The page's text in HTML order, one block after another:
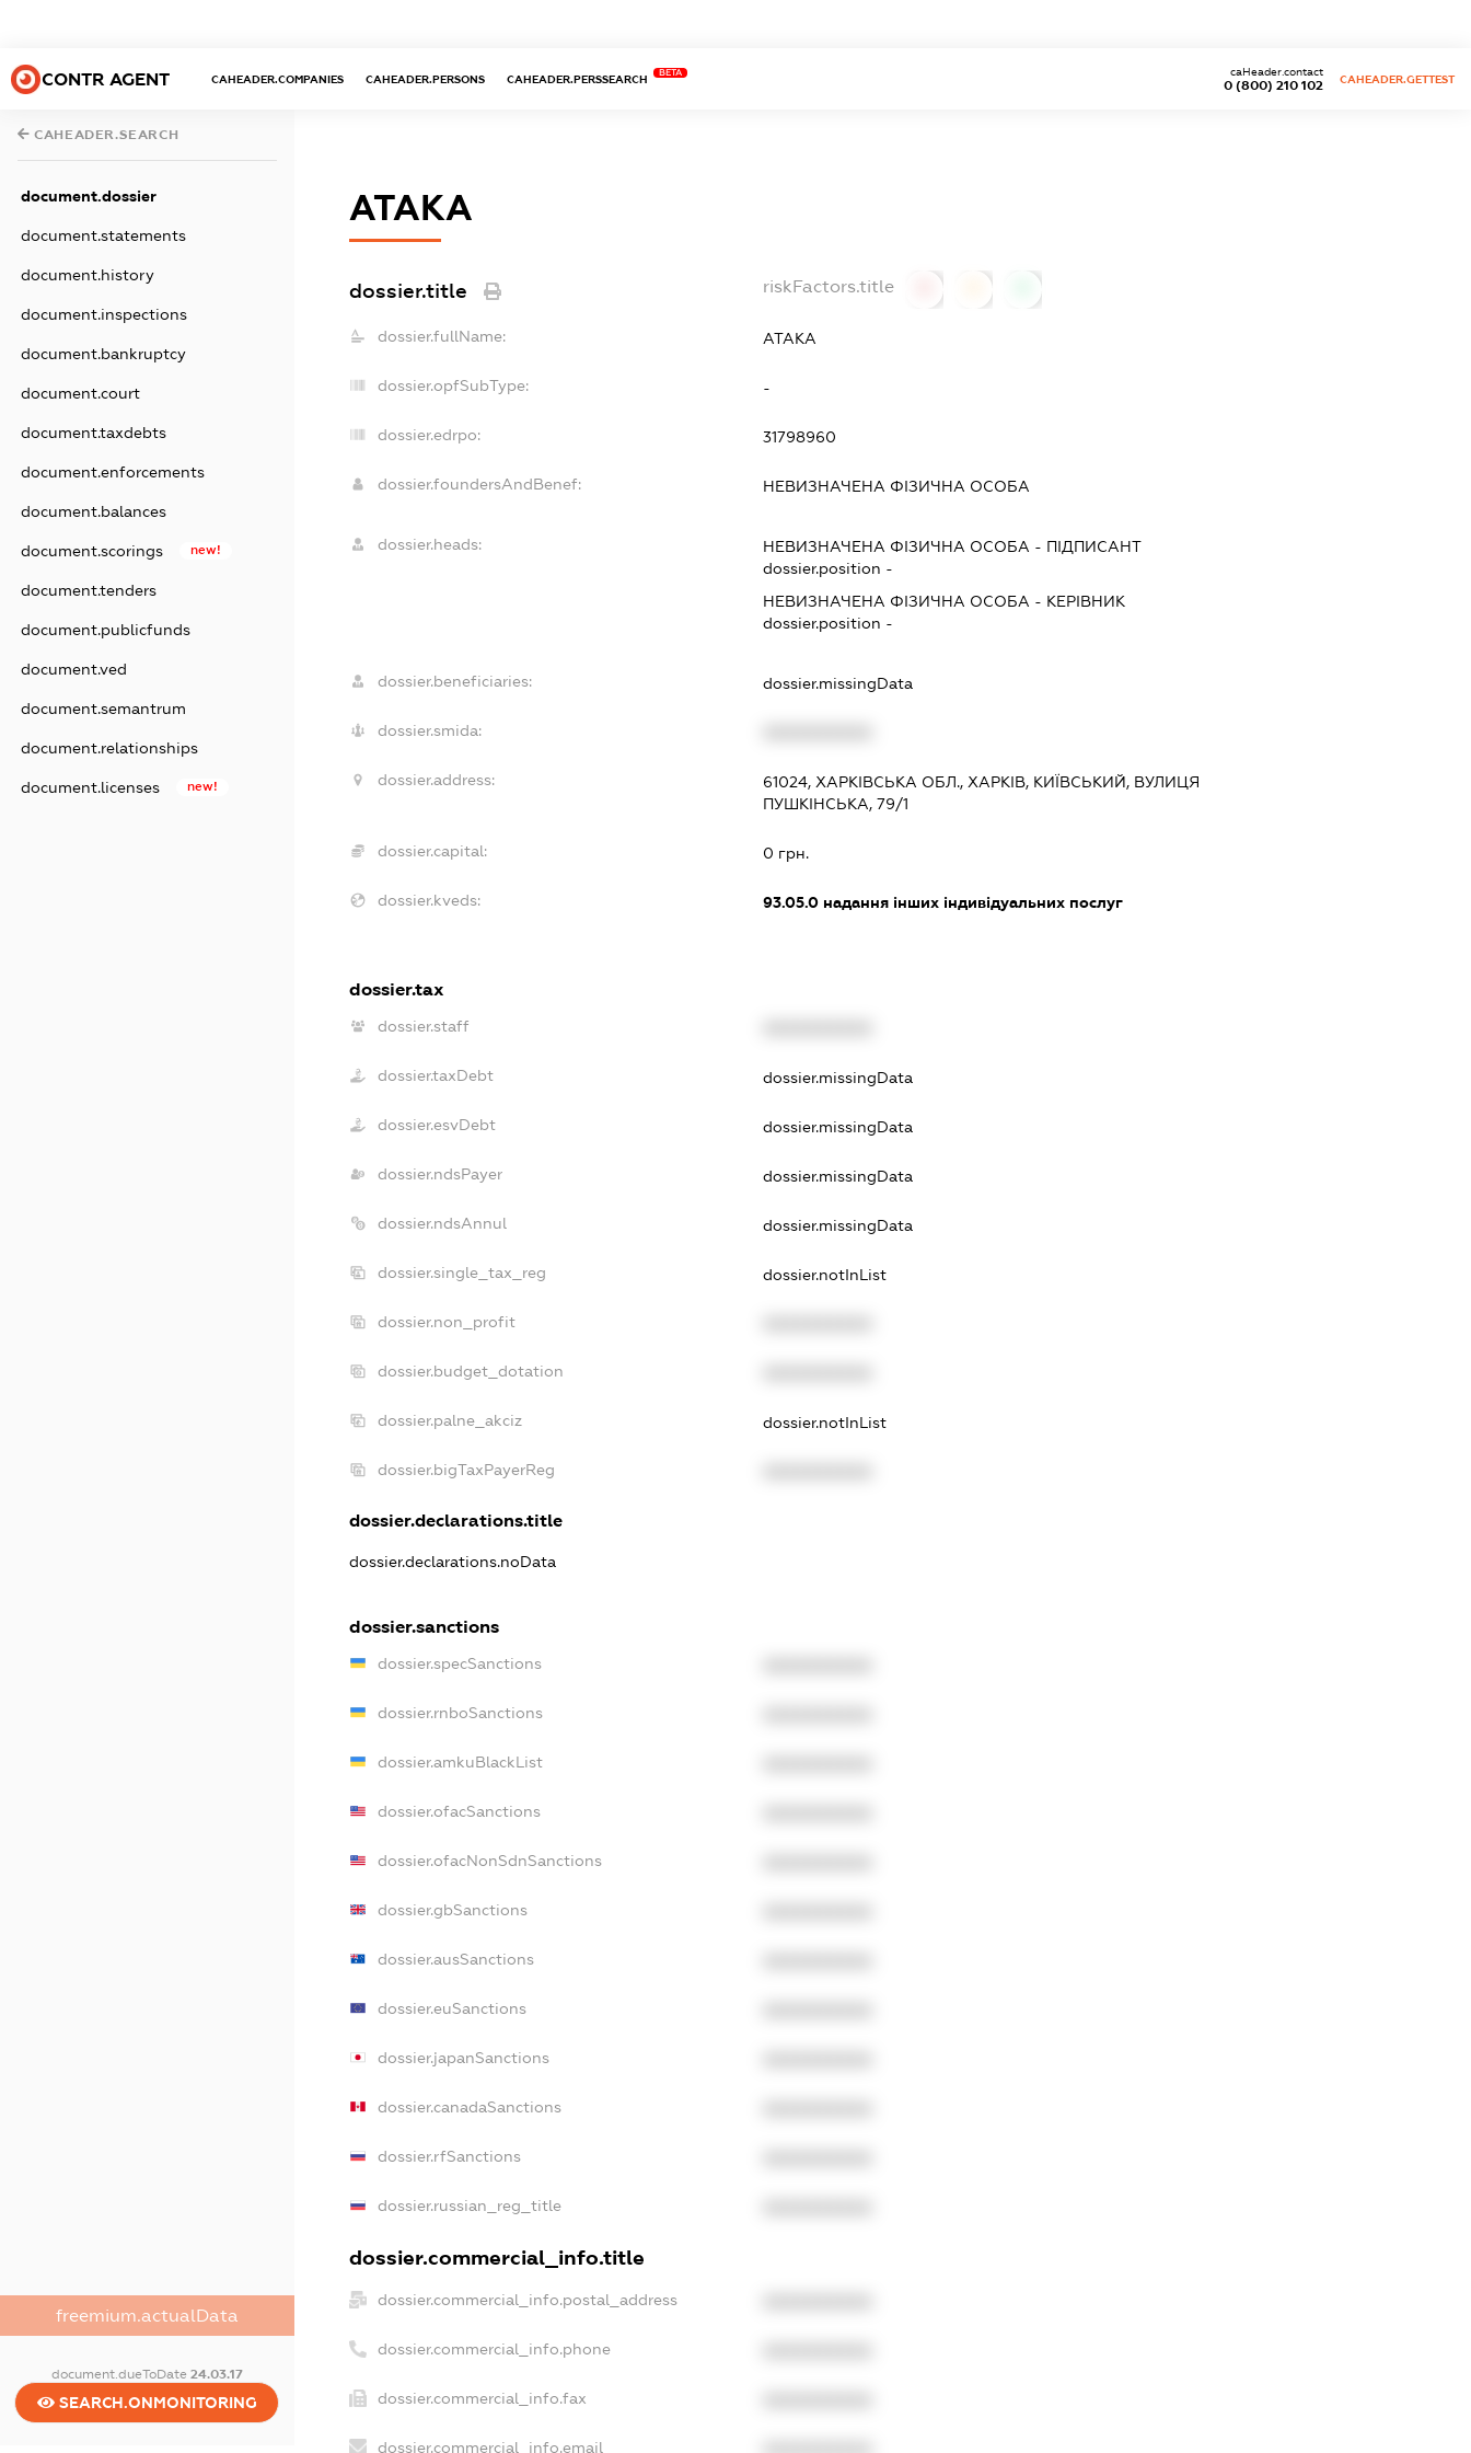
CONTR AGENT CAHEADER.COMPANIES CAHEADER.PERSONS CAHEADER.PERSSEARCH
BETA
0 (800) 210 102
caHeader.contact
CAHEADER.GETTEST
CAHEADER.SEARCH
document.dossier
document.statements
document.history
document.inspections
document.bankruptcy
document.court
document.taxdebts
document.enforcements
document.balances
document.scorings new!
document.tenders
document.publicfunds
document.ved
document.semantrum
document.relationships
document.licenses new!
freemium.actualData
document.dueToDate 24.03.17
SEARCH.ONMONITORING
АТАКА
dossier.title riskFactors.title
dossier.fullName: АТАКА
dossier.opfSubType: -
dossier.edrpo: 31798960
dossier.foundersAndBenef: НЕВИЗНАЧЕНА ФІЗИЧНА ОСОБА
dossier.heads: НЕВИЗНАЧЕНА ФІЗИЧНА ОСОБА - ПІДПИСАНТ
dossier.position -
НЕВИЗНАЧЕНА ФІЗИЧНА ОСОБА - КЕРІВНИК
dossier.position -
dossier.beneficiaries: dossier.missingData
dossier.smida:
dossier.address:
61024, ХАРКІВСЬКА ОБЛ., ХАРКІВ, КИЇВСЬКИЙ, ВУЛИЦЯ
ПУШКІНСЬКА, 79/1
dossier.capital: 0 грн.
dossier.kveds: 93.05.0 надання інших індивідуальних послуг
dossier.tax
dossier.staff
dossier.taxDebt dossier.missingData
dossier.esvDebt dossier.missingData
dossier.ndsPayer dossier.missingData
dossier.ndsAnnul dossier.missingData
dossier.single_tax_reg dossier.notInList
dossier.non_profit
dossier.budget_dotation
dossier.palne_akciz dossier.notInList
dossier.bigTaxPayerReg
dossier.declarations.title
dossier.declarations.noData
dossier.sanctions
dossier.specSanctions
dossier.rnboSanctions
dossier.amkuBlackList
dossier.ofacSanctions
dossier.ofacNonSdnSanctions
dossier.gbSanctions
dossier.ausSanctions
dossier.euSanctions
dossier.japanSanctions
dossier.canadaSanctions
dossier.rfSanctions
dossier.russian_reg_title
dossier.commercial_info.title
dossier.commercial_info.postal_address
dossier.commercial_info.phone
dossier.commercial_info.fax
dossier.commercial_info.email